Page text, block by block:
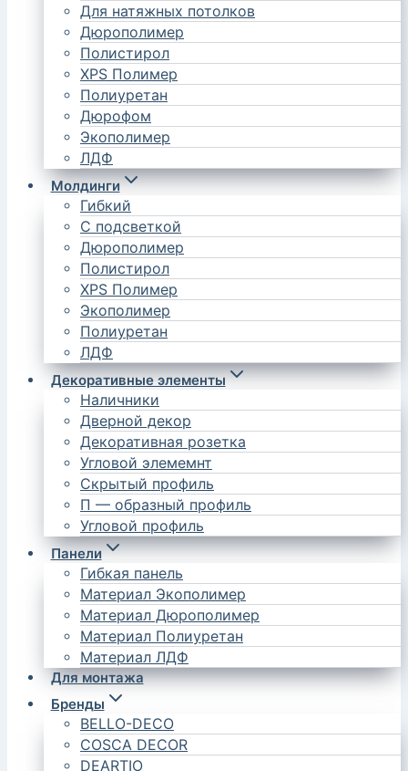
Для натяжных потолков
Дюрополимер
Полистирол
XPS Полимер
Полиуретан
Дюрофом
Экополимер
ЛДФ
Молдинги
Гибкий
С подсветкой
Дюрополимер
Полистирол
XPS Полимер
Экополимер
Полиуретан
ЛДФ
Декоративные элементы
Наличники
Дверной декор
Декоративная розетка
Угловой элемемнт
Скрытый профиль
П — образный профиль
Угловой профиль
Панели
Гибкая панель
Материал Экополимер
Материал Дюрополимер
Материал Полиуретан
Материал ЛДФ
Для монтажа
Бренды
BELLO-DECO
COSCA DECOR
DEARTIO